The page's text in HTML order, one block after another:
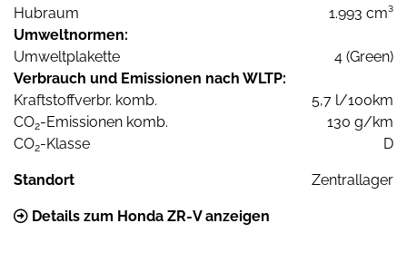
Hubraum
1.993 cm³
Umweltnormen:
Umweltplakette
4 (Green)
Verbrauch und Emissionen nach WLTP:
Kraftstoffverbr. komb.
5,7 l/100km
CO2-Emissionen komb.
130 g/km
CO2-Klasse D
Standort Zentrallager
Details zum Honda ZR-V anzeigen